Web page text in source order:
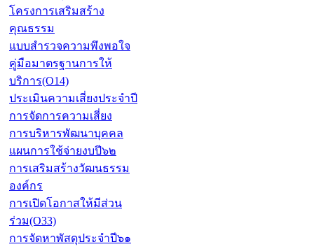
โครงการเสริมสร้าง
คุณธรรม
แบบสำรวจความพึงพอใจ
คู่มือมาตรฐานการให้
บริการ(O14)
ประเมินความเสี่ยงประจำปี
การจัดการความเสี่ยง
การบริหารพัฒนาบุคคล
แผนการใช้จ่ายงบปี๖๒
การเสริมสร้างวัฒนธรรม
องค์กร
การเปิดโอกาสให้มีส่วน
ร่วม(O33)
การจัดหาพัสดุประจำปี๖๑